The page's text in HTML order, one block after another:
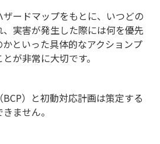
ードマップをもとに、いつどの
実害が発生した際には何を優先
といった具体的なアクションプ
が非常に大切です。
）と初動対応計画は策定する
ません。